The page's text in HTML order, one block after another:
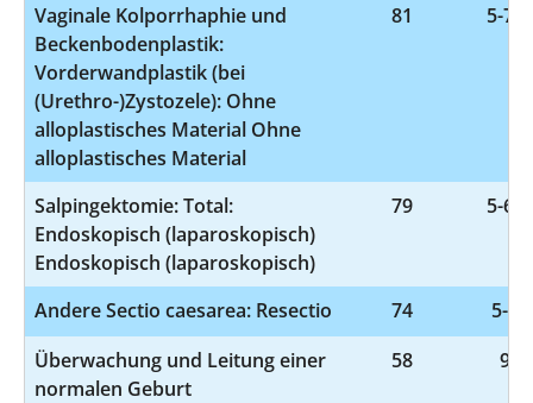
Vaginale Kolporrhaphie und
Beckenbodenplastik:
Vorderwandplastik (bei
(Urethro-)Zystozele): Ohne
alloplastisches Material Ohne
alloplastisches Material
81 5-
Salpingektomie: Total:
Endoskopisch (laparoskopisch)
Endoskopisch (laparoskopisch)
79 5-
Andere Sectio caesarea: Resectio 74
5-
Überwachung und Leitung einer
normalen Geburt
58 9-